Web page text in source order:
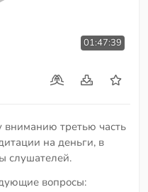
01:47:39
вниманию третью часть
на деньги, в
слушателей.
вопросы: